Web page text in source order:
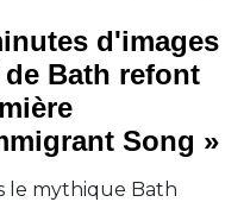
d'images
Bath refont
Song »
le mythique Bath